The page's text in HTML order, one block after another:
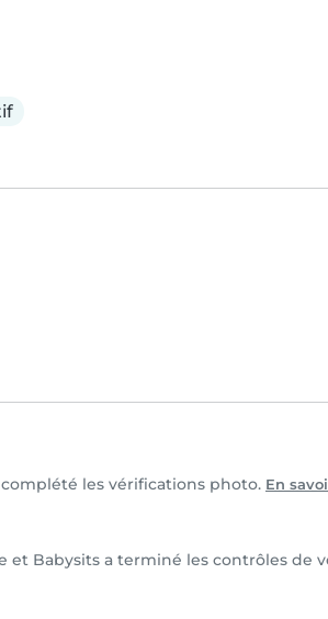
les vérifications photo. En
et Babysits a terminé les contrôles de